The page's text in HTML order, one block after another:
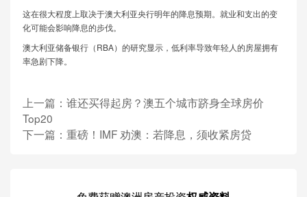
这在很大程度上取决于澳大利亚央行明年的降息预期。就业和支出的变
化可能会影响降息的步伐。
澳大利亚储备银行（RBA）的研究显示，低利率导致年轻人的房屋拥有
率急剧下降。
上一篇： 谁还买得起房？澳五个城市跻身全球房价
Top20
下一篇： 重磅！IMF 劝澳：若降息，须收紧房贷